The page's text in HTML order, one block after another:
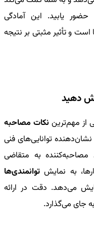
یابید. این آمادگی
و تأثیر مثبتی بر نتیجه
از مهم‌تریننکات مصاحبه
توانایی‌های فنی
به متقاضی
به نمایش توانمندی‌ها
می‌دهد. دقت در ارائه
جای می‌گذارد.